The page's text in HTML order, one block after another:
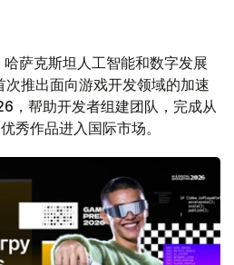
哈萨克斯坦人工智能和数字发展
推出面向游戏开发领域的加速
，帮助开发者组建团队，完成从
秀作品进入国际市场。